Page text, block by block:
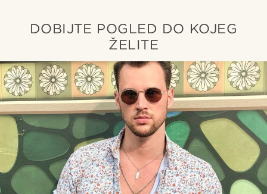
DOBIJTE POGLED DO KOJEG
ŽELITE